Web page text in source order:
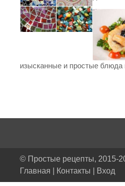
изысканные и простые блюда
© Простые рецепты, 2015-
Главная
Контакты Вход